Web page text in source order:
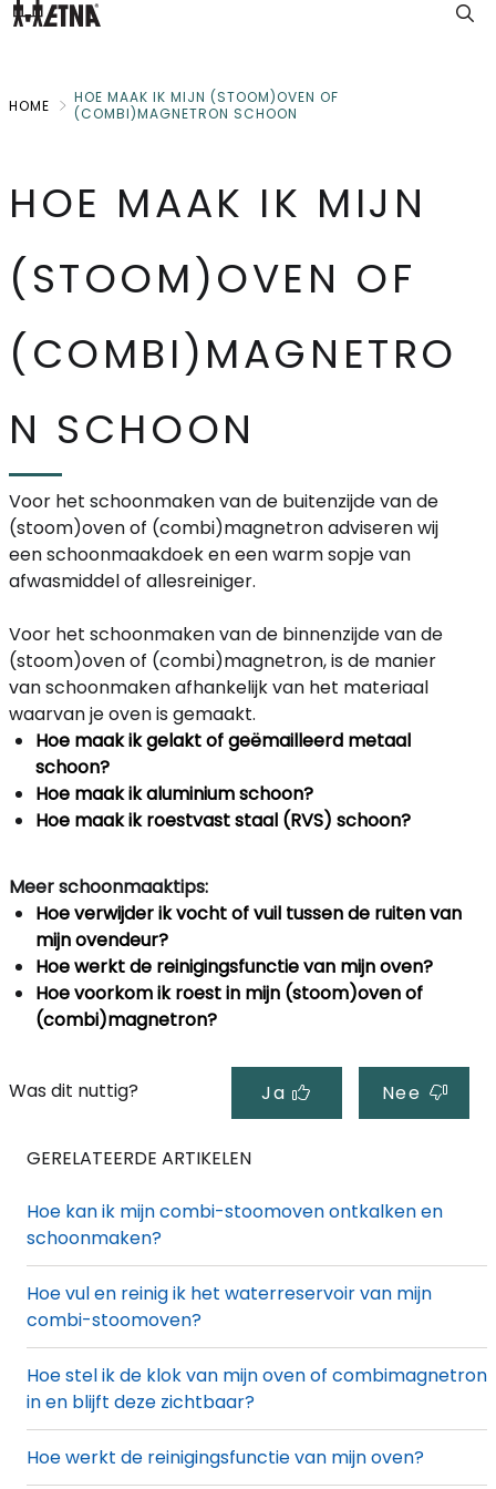
Skip
HOME
HOE MAAK IK MIJN (STOOM)OVEN OF
(COMBI)MAGNETRON SCHOON
HOE MAAK IK MIJN
(STOOM)OVEN OF
(COMBI)MAGNETRO
N SCHOON
Voor het schoonmaken van de buitenzijde van de
(stoom)oven of (combi)magnetron adviseren wij
een schoonmaakdoek en een warm sopje van
afwasmiddel of allesreiniger.
Voor het schoonmaken van de binnenzijde van de
(stoom)oven of (combi)magnetron, is de manier
van schoonmaken afhankelijk van het materiaal
waarvan je oven is gemaakt.
Hoe maak ik gelakt of geëmailleerd metaal
schoon?
Hoe maak ik aluminium schoon?
Hoe maak ik roestvast staal (RVS) schoon?
Meer schoonmaaktips:
Hoe verwijder ik vocht of vuil tussen de ruiten van
mijn ovendeur?
Hoe werkt de reinigingsfunctie van mijn oven?
Hoe voorkom ik roest in mijn (stoom)oven of
(combi)magnetron?
Was dit nuttig? Ja Nee
GERELATEERDE ARTIKELEN
Hoe kan ik mijn combi-stoomoven ontkalken en
schoonmaken?
Hoe vul en reinig ik het waterreservoir van mijn
combi-stoomoven?
Hoe stel ik de klok van mijn oven of combimagnetron
in en blijft deze zichtbaar?
Hoe werkt de reinigingsfunctie van mijn oven?